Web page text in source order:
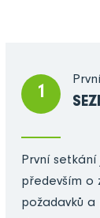
1
První setkání
především o
požadavků